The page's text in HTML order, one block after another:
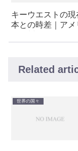
キーウエストの現
本との時差｜アメ
Related
世界の国々